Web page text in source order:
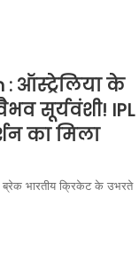
: ऑस्ट्रेलिया के
सूर्यवंशी! IPL
का मिला
ब्रेक भारतीय क्रिकेट के उभरते